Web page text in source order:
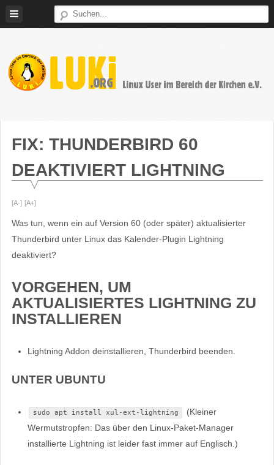
Bereich
der
Kirchen
FIX: THUNDERBIRD 60
DEAKTIVIERT LIGHTNING
[A-] [A+]
Was tun, wenn ein auf Version 60 (oder später) aktualisierter
Thunderbird unter Linux das Kalender-Plugin Lightning
deaktiviert?
VORGEHEN, UM
AKTUALISIERTES LIGHTNING ZU
INSTALLIEREN
Lightning Addon deinstallieren, Thunderbird beenden.
UNTER UBUNTU
sudo apt install xul-ext-lightning
(Kleiner
Wermutstropfen: Das über den Linux-Paket-Manager
installierte Lightning ist leider fast immer auf Englisch.)